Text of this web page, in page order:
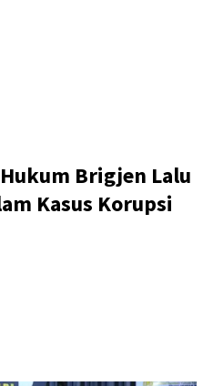
Brigjen Lalu
Kasus Korupsi